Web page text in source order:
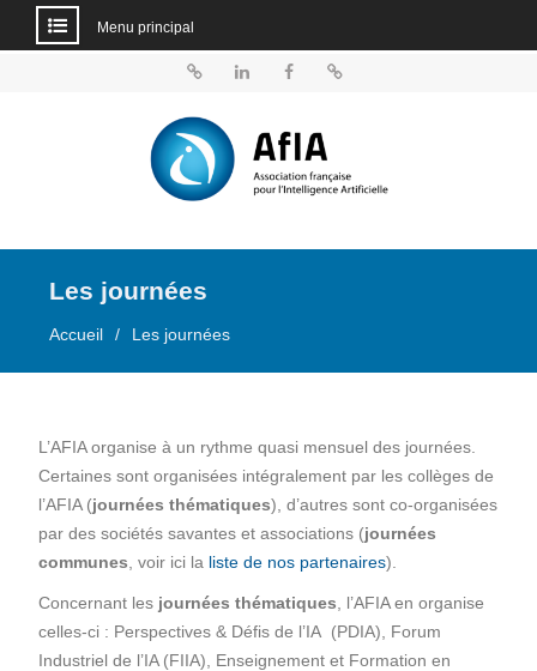
Menu principal
Les journées
Accueil Les journées
L’AFIA organise à un rythme quasi mensuel des journées.
Certaines sont organisées intégralement par les collèges de
l’AFIA (journées thématiques), d’autres sont co-organisées
par des sociétés savantes et associations (journées
communes , voir ici la liste de nos partenaires).
Concernant les journées thématiques , l’AFIA en organise
celles-ci : Perspectives & Défis de l’IA (PDIA), Forum
Industriel de l’IA (FIIA), Enseignement et Formation en